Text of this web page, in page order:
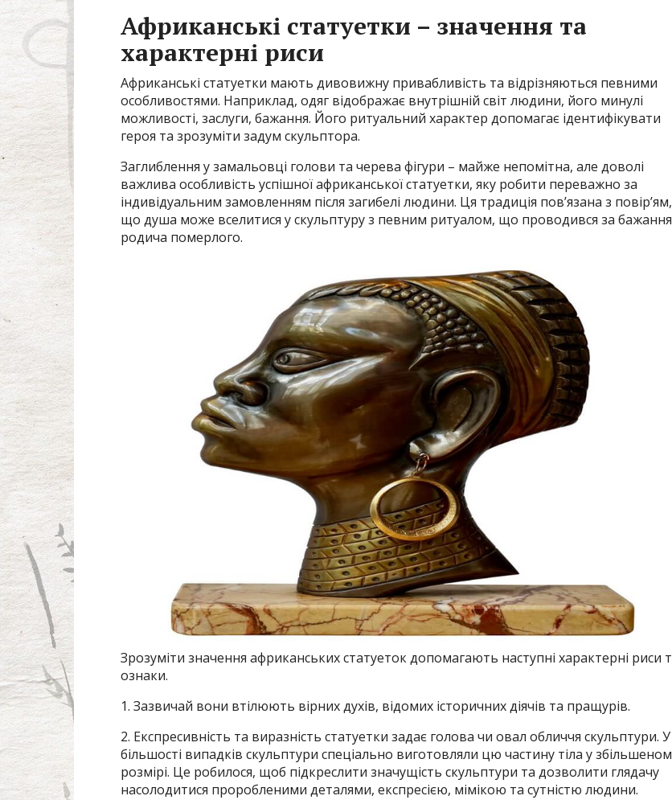
Африканські статуетки – значення та
характерні риси
Африканські статуетки мають дивовижну привабливість та відрізняються певними
особливостями. Наприклад, одяг відображає внутрішній світ людини, його минулі
можливості, заслуги, бажання. Його ритуальний характер допомагає ідентифікувати
героя та зрозуміти задум скульптора.
Заглиблення у замальовці голови та черева фігури – майже непомітна, але доволі
важлива особливість успішної африканської статуетки, яку робити переважно за
індивідуальним замовленням після загибелі людини. Ця традиція пов’язана з повір’ям,
що душа може вселитися у скульптуру з певним ритуалом, що проводився за
родича померлого.
Зрозуміти значення африканських статуеток допомагають наступні характерні риси
ознаки.
1. Зазвичай вони втілюють вірних духів, відомих історичних діячів та пращурів.
2. Експресивність та виразність статуетки задає голова чи овал обличчя скульптури. У
більшості випадків скульптури спеціально виготовляли цю частину тіла у
розмірі. Це робилося, щоб підкреслити значущість скульптури та дозволити глядачу
насолодитися проробленими деталями, експресією, мімікою та сутністю людини.